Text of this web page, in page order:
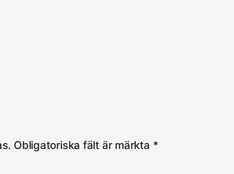
Obligatoriska fält är märkta *